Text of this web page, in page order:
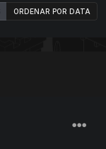
ORDENAR POR DATA